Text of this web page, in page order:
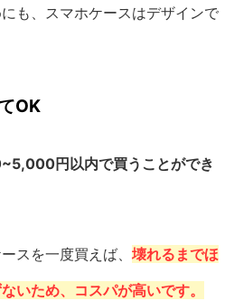
も、スマホケースはデザインで
OK
円以内で買うことができ
スを一度買えば、 壊れるまでほ
いため、コスパが高いです。